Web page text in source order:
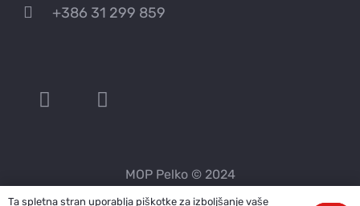
+386 31 299 859
MOP Pelko © 2024
Ta spletna stran uporablja piškotke za izboljšanje vaše